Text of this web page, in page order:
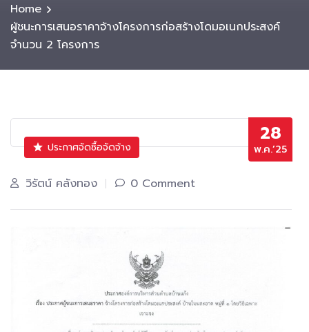
Home
ผู้ชนะการเสนอราคาจ้างโครงการก่อสร้างโดมอเนกประสงค์
จำนวน 2 โครงการ
28
พ.ค.’25
ประกาศจัดซื้อจัดจ้าง
วิรัตน์ คลังทอง 0 Comment